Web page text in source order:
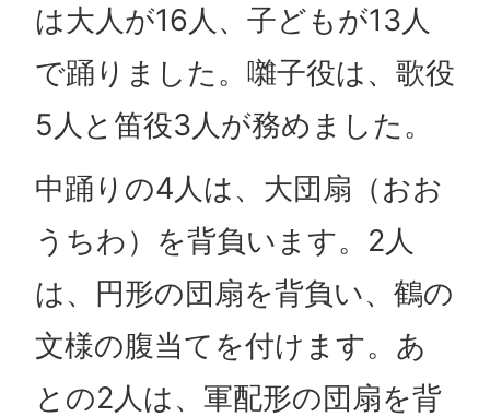
は大人が16人、子どもが13人
で踊りました。囃子役は、歌役
5人と笛役3人が務めました。
中踊りの4人は、大団扇（おお
うちわ）を背負います。2人
は、円形の団扇を背負い、鶴の
文様の腹当てを付けます。あ
との2人は、軍配形の団扇を背